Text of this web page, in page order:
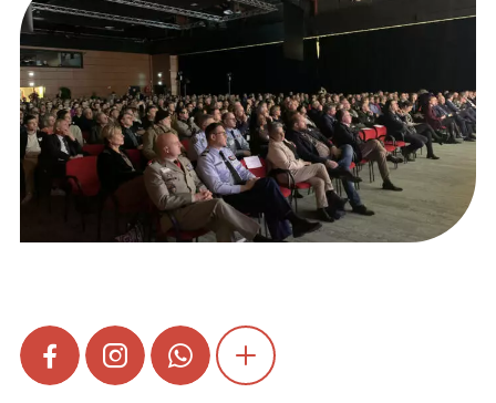
FACEBOOKINSTAGRAMWHATSAPPSHOW MORE